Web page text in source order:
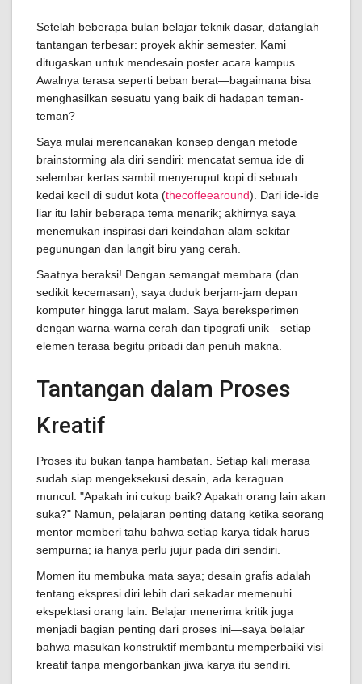
Setelah beberapa bulan belajar teknik dasar, datanglah
tantangan terbesar: proyek akhir semester. Kami
ditugaskan untuk mendesain poster acara kampus.
Awalnya terasa seperti beban berat—bagaimana bisa
menghasilkan sesuatu yang baik di hadapan teman-
teman?
Saya mulai merencanakan konsep dengan metode
brainstorming ala diri sendiri: mencatat semua ide di
selembar kertas sambil menyeruput kopi di sebuah
kedai kecil di sudut kota (thecoffeearound). Dari ide-ide
liar itu lahir beberapa tema menarik; akhirnya saya
menemukan inspirasi dari keindahan alam sekitar—
pegunungan dan langit biru yang cerah.
Saatnya beraksi! Dengan semangat membara (dan
sedikit kecemasan), saya duduk berjam-jam depan
komputer hingga larut malam. Saya bereksperimen
dengan warna-warna cerah dan tipografi unik—setiap
elemen terasa begitu pribadi dan penuh makna.
Tantangan dalam Proses
Kreatif
Proses itu bukan tanpa hambatan. Setiap kali merasa
sudah siap mengeksekusi desain, ada keraguan
muncul: "Apakah ini cukup baik? Apakah orang lain akan
suka?" Namun, pelajaran penting datang ketika seorang
mentor memberi tahu bahwa setiap karya tidak harus
sempurna; ia hanya perlu jujur pada diri sendiri.
Momen itu membuka mata saya; desain grafis adalah
tentang ekspresi diri lebih dari sekadar memenuhi
ekspektasi orang lain. Belajar menerima kritik juga
menjadi bagian penting dari proses ini—saya belajar
bahwa masukan konstruktif membantu memperbaiki visi
kreatif tanpa mengorbankan jiwa karya itu sendiri.